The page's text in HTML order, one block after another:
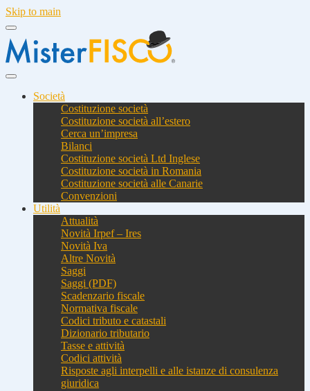
Skip to main
Società
Costituzione società
Costituzione società all’estero
Cerca un’impresa
Bilanci
Costituzione società Ltd Inglese
Costituzione società in Romania
Costituzione società alle Canarie
Convenzioni
Utilità
Attualità
Novità Irpef – Ires
Novità Iva
Altre Novità
Saggi
Saggi (PDF)
Scadenzario fiscale
Normativa fiscale
Codici tributo e catastali
Dizionario tributario
Tasse e attività
Codici attività
Risposte agli interpelli e alle istanze di consulenza
giuridica